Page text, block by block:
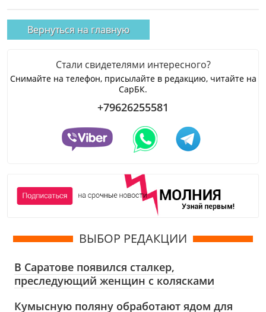
Вернуться на главную
Стали свидетелями интересного?
Снимайте на телефон, присылайте в редакцию, читайте на
СарБК.
+79626255581
ВЫБОР РЕДАКЦИИ
В Саратове появился сталкер,
преследующий женщин с колясками
Кумысную поляну обработают ядом для